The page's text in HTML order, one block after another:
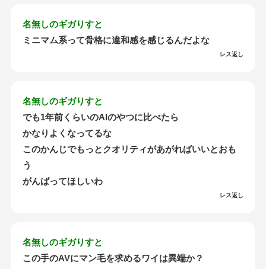
名無しのギガりすと
ミニマム系って骨格に違和感を感じるんだよな
レス返し
名無しのギガりすと
でも1年前くらいのAIのやつに比べたら
かなりよくなってるな
このかんじでもっとクオリティがあがればいいとおも
う
がんばってほしいわ
レス返し
名無しのギガりすと
この手のAVにマン毛を求めるワイは異端か？